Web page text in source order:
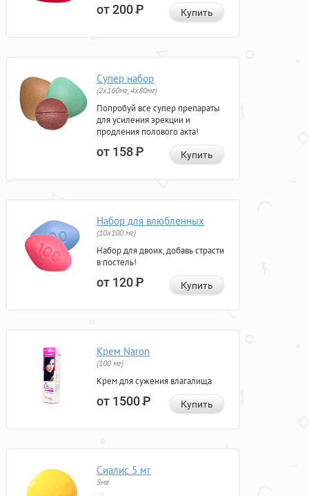
от 200Р Купить
Супер набор
(2х160мг, 4х80мг)
Попробуй все супер препараты
для усиления эрекции и
продления полового акта!
от 158Р Купить
Набор для влюбленных
(10х100 мг)
Набор для двоих, добавь страсти
в постель!
от 120Р Купить
Крем Naron
(100 мг)
Крем для сужения влагалища
от 1500Р Купить
Сиалис 5 мг
5мг